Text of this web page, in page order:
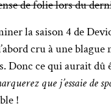
de folie lors du
la saison 4 de
cru à une
Donc ce qui aurait
que j’essaie de
!